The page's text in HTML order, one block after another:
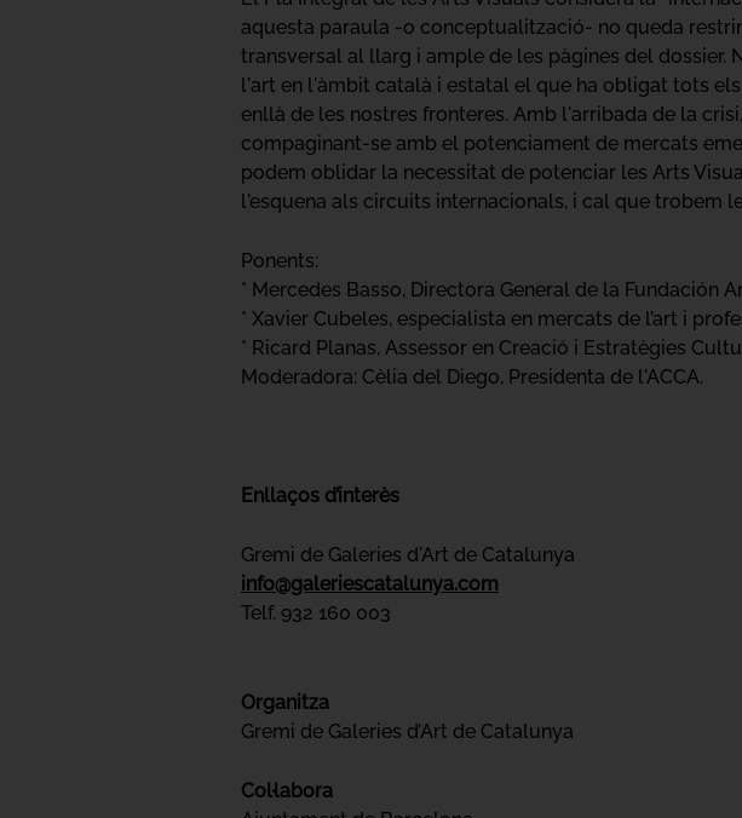
aquesta paraula -o conceptualització- no queda
transversal al llarg i ample de les pàgines del
l'art en l'àmbit català i estatal el que ha obligat tots
enllà de les nostres fronteres. Amb l'arribada de la
compaginant-se amb el potenciament de mercats
podem oblidar la necessitat de potenciar les Arts
l'esquena als circuits internacionals, i cal que trobem
Ponents:
* Mercedes Basso, Directora General de la Fundación
* Xavier Cubeles, especialista en mercats de l’art i
* Ricard Planas, Assessor en Creació i Estratègies
Moderadora: Cèlia del Diego, Presidenta de l'ACCA.
Enllaços d’interès
Gremi de Galeries d'Art de Catalunya
info@galeriescatalunya.com
Telf. 932 160 003
Organitza
Gremi de Galeries d’Art de Catalunya
Col·labora